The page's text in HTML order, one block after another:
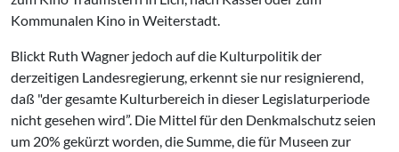
Kommunalen Kino in Weiterstadt.
Blickt Ruth Wagner jedoch auf die Kulturpolitik der
derzeitigen Landes­regierung, erkennt sie nur resignierend,
daß "der gesamte Kulturbereich in dieser Legislaturperiode
nicht gesehen wird”. Die Mittel für den Denkmalschutz seien
um 20% gekürzt worden, die Summe, die für Museen zur